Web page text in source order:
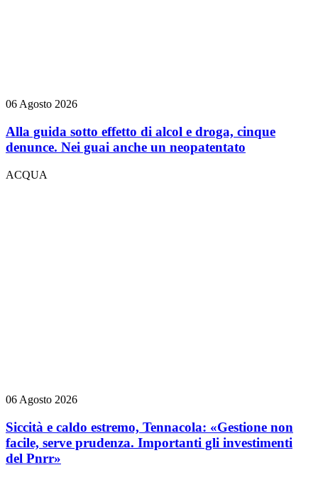
06 Agosto 2026
Alla guida sotto effetto di alcol e droga, cinque
denunce. Nei guai anche un neopatentato
ACQUA
06 Agosto 2026
Siccità e caldo estremo, Tennacola: «Gestione non
facile, serve prudenza. Importanti gli investimenti
del Pnrr»